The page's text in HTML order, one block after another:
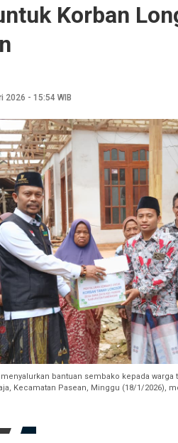
Korban
2026 - 15:54 WIB
bantuan sembako kepada
Kecamatan Pasean, Minggu (18/1/2026),